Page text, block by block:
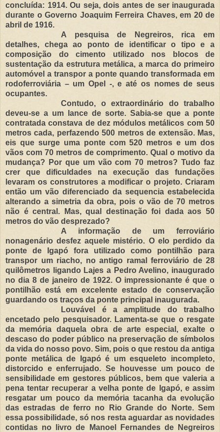
concluída: 1914. Ou seja, dois antes de ser inaugurada
durante o Governo Joaquim Ferreira Chaves, em 20 de
abril de 1916.
A pesquisa de Negreiros, rica em
detalhes, chega ao ponto de identificar o tipo e a
composição do cimento utilizado nos blocos de
sustentação da estrutura metálica, a marca do primeiro
automóvel a transpor a ponte quando transformada em
rodoferroviária – um Opel -, e até os nomes de seus
ocupantes.
Contudo, o extraordinário do trabalho
deveu-se a um lance de sorte. Sabia-se que a ponte
contratada constava de dez módulos metálicos com 50
metros cada, perfazendo 500 metros de extensão. Mas,
eis que surge uma ponte com 520 metros e um dos
vãos com 70 metros de comprimento. Qual o motivo da
mudança? Por que um vão com 70 metros? Tudo faz
crer que dificuldades na execução das fundações
levaram os construtores a modificar o projeto. Criaram
então um vão diferenciado da sequencia estabelecida
alterando a simetria da obra, pois o vão de 70 metros
não é central. Mas, qual destinação foi dada aos 50
metros do vão desprezado?
A informação de um ferroviário
nonagenário desfez aquele mistério. O elo perdido da
ponte de Igapó fora utilizado como pontilhão para
transpor um riacho, no antigo ramal ferroviário de 28
quilômetros ligando Lajes a Pedro Avelino, inaugurado
no dia 8 de janeiro de 1922. O impressionante é que o
pontilhão está em excelente estado de conservação
guardando os traços da ponte principal inaugurada.
Louvável é a amplitude do trabalho
encetado pelo pesquisador. Lamenta-se que o resgate
da memória daquela obra de arte especial, exalte o
descaso do poder público na preservação de símbolos
da vida do nosso povo. Sim, pois o que restou da antiga
ponte metálica de Igapó é um esqueleto incompleto,
distorcido e enferrujado. Se houvesse um pouco de
sensibilidade em gestores públicos, bem que valeria a
pena tentar recuperar a velha ponte de Igapó, e assim
resgatar um pouco da memória tacanha da evolução
das estradas de ferro no Rio Grande do Norte. Sem
essa possibilidade, só nos resta aguardar as novidades
contidas no livro de Manoel Fernandes de Negreiros